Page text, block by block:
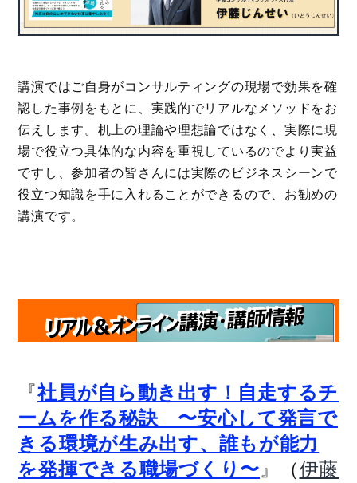
講演ではご自身がコンサルティングの現場で効果を確
認した事例をもとに、実践的でリアルなメソッドをお
伝えします。机上の理論や理想論ではなく、実際に現
場で役立つ具体的な内容を重視しているのでより実益
ですし、参加者の皆さんには実際のビジネスシーンで
役立つ知識を手に入れることができるので、お勧めの
講演です。
『社員が自ら動き出す！自走するチ
ームを作る秘訣 〜安心して発言で
きる環境が生み出す、誰もが能力
を発揮できる職場づくり〜 』（伊藤